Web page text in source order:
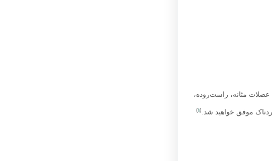
مثانه، راست‌روده،
موفق خواهید شد. (
1
)